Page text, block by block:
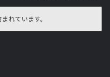
れています。